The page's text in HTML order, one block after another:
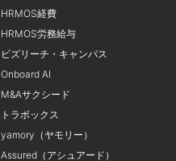
HRMOS経費
HRMOS労務給与
ビズリーチ・キャンパス
Onboard AI
M&Aサクシード
トラボックス
yamory（ヤモリー）
Assured（アシュアード）